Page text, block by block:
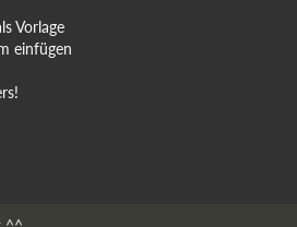
Vorlage
einfügen